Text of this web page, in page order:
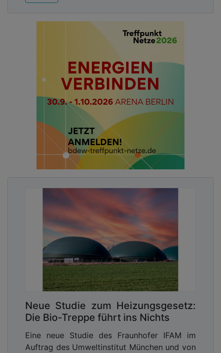
Neue Studie zum Heizungsgesetz:
Die Bio-Treppe führt ins Nichts
Eine neue Studie des Fraunhofer IFAM im
Auftrag des Umweltinstitut München und von